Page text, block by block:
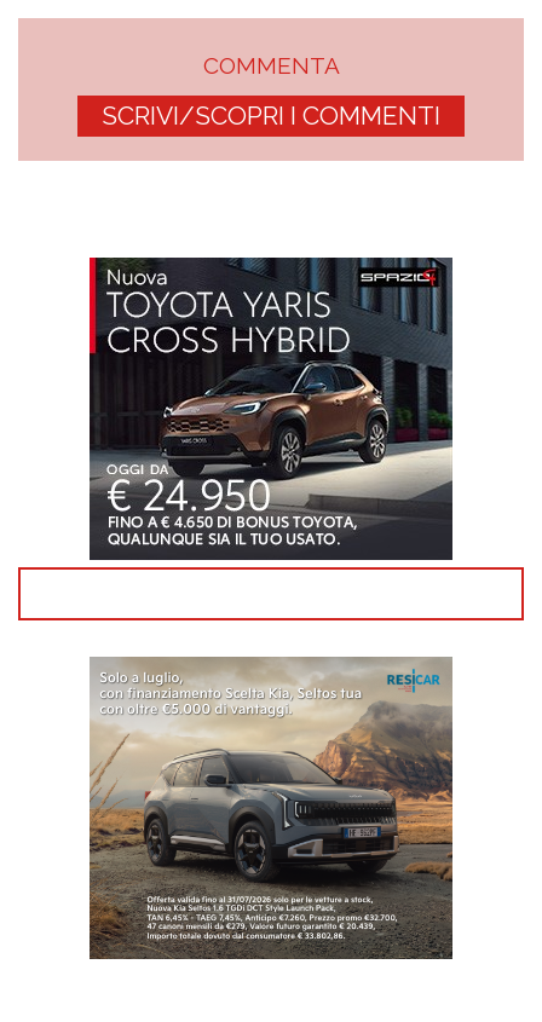
COMMENTA
SCRIVI/SCOPRI I COMMENTI